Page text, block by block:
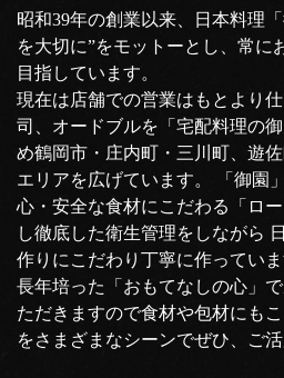
昭和39年の創業以来、日本料理
を大切に”をモットーとし、常に
目指しています。
現在は店舗での営業はもとより
司、オードブルを「宅配料理の
め鶴岡市・庄内町・三川町、遊
エリアを広げています。 「御園
心・安全な食材にこだわる「ロ
し徹底した衛生管理をしながら
作りにこだわり丁寧に作っていま
長年培った「おもてなしの心」
ただきますので食材や包材にも
をさまざまなシーンでぜひ、ご活